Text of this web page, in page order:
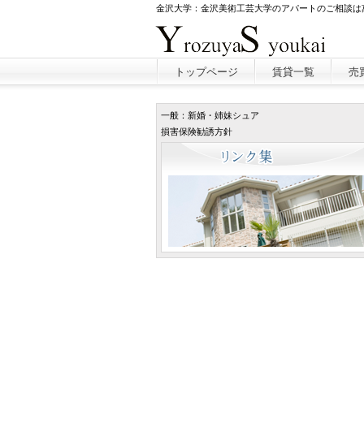
金沢大学：金沢美術工芸大学のアパートのご相談は
トップページ 賃貸一覧 売
一般：新婚・姉妹シュア
損害保険勧誘方針